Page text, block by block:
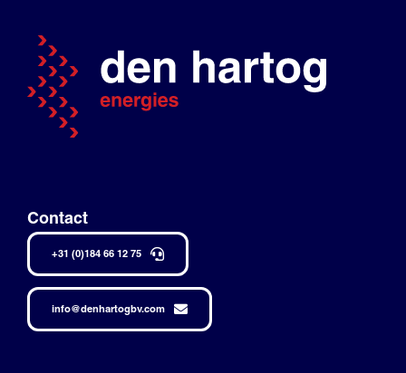
Contact
+31 (0)184 66 12 75
info@denhartogbv.com